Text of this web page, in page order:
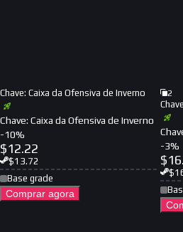
Chave: Caixa da Ofensiva de Inverno
Chave: Caixa da Ofensiva de Inverno
-10%
$12.22
$13.72
Base grade
Comprar agora
2
-3%
$
$